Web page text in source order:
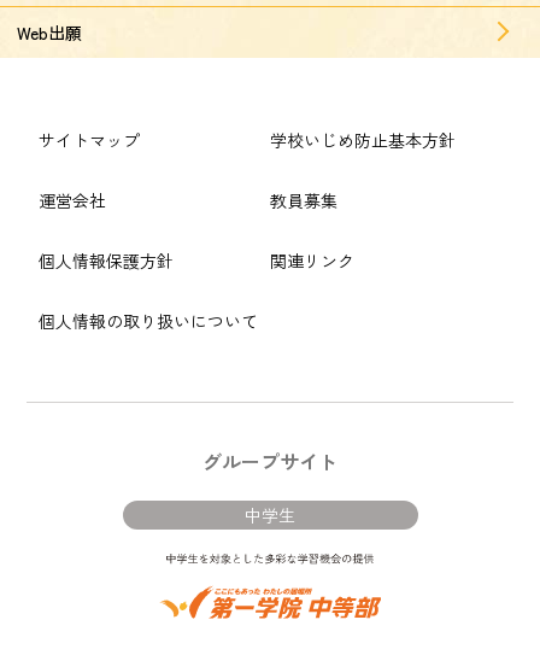
Web出願
サイトマップ
運営会社
個人情報保護方針
個人情報の取り扱いについて
学校いじめ防止基本方針
教員募集
関連リンク
グループサイト
中学生